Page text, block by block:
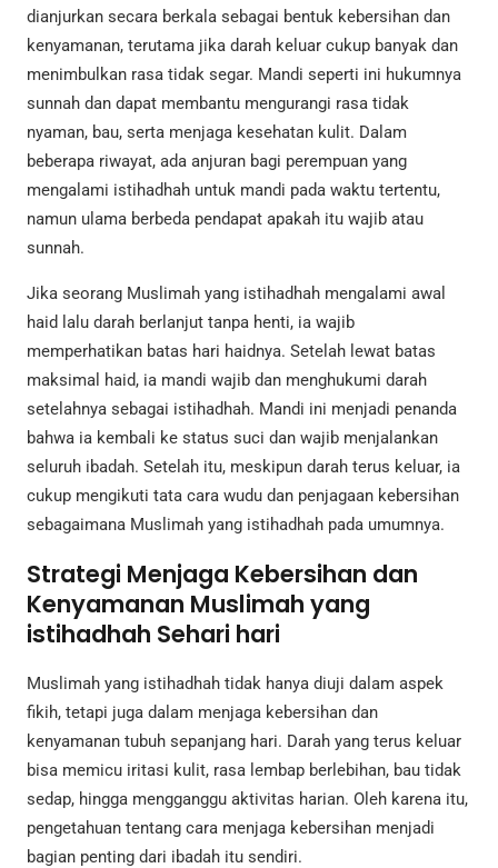
dianjurkan secara berkala sebagai bentuk kebersihan dan
kenyamanan, terutama jika darah keluar cukup banyak dan
menimbulkan rasa tidak segar. Mandi seperti ini hukumnya
sunnah dan dapat membantu mengurangi rasa tidak
nyaman, bau, serta menjaga kesehatan kulit. Dalam
beberapa riwayat, ada anjuran bagi perempuan yang
mengalami istihadhah untuk mandi pada waktu tertentu,
namun ulama berbeda pendapat apakah itu wajib atau
sunnah.
Jika seorang Muslimah yang istihadhah mengalami awal
haid lalu darah berlanjut tanpa henti, ia wajib
memperhatikan batas hari haidnya. Setelah lewat batas
maksimal haid, ia mandi wajib dan menghukumi darah
setelahnya sebagai istihadhah. Mandi ini menjadi penanda
bahwa ia kembali ke status suci dan wajib menjalankan
seluruh ibadah. Setelah itu, meskipun darah terus keluar, ia
cukup mengikuti tata cara wudu dan penjagaan kebersihan
sebagaimana Muslimah yang istihadhah pada umumnya.
Strategi Menjaga Kebersihan dan
Kenyamanan Muslimah yang
istihadhah Sehari hari
Muslimah yang istihadhah tidak hanya diuji dalam aspek
fikih, tetapi juga dalam menjaga kebersihan dan
kenyamanan tubuh sepanjang hari. Darah yang terus keluar
bisa memicu iritasi kulit, rasa lembap berlebihan, bau tidak
sedap, hingga mengganggu aktivitas harian. Oleh karena itu,
pengetahuan tentang cara menjaga kebersihan menjadi
bagian penting dari ibadah itu sendiri.